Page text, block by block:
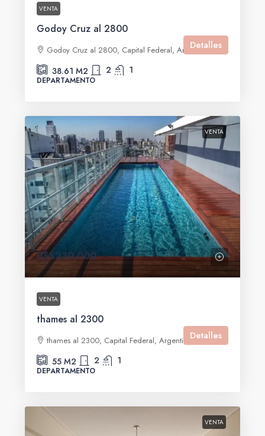
VENTA
Godoy Cruz al 2800
Godoy Cruz al 2800, Capital Federal, Argentina
38.61 M2 2 1
DEPARTAMENTO
Detalles
VENTA
U$S230,000
VENTA
thames al 2300
thames al 2300, Capital Federal, Argentina
55 M2 2 1
DEPARTAMENTO
Detalles
VENTA